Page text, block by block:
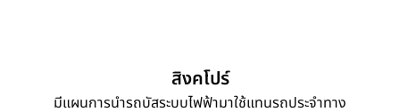
สิงคโปร์
มีแผนการนำรถบัสระบบไฟฟ้ามาใช้แทนรถประจำทาง